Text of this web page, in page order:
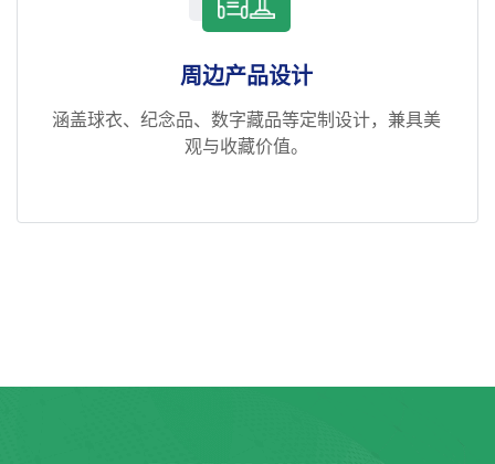
周边产品设计
涵盖球衣、纪念品、数字藏品等定制设计，兼具美
观与收藏价值。